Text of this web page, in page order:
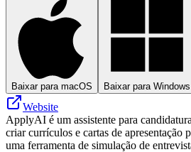
Baixar para macOS Baixar para Windows
Website
ApplyAI é um assistente para
criar currículos e cartas de apresentação
uma ferramenta de simulação de